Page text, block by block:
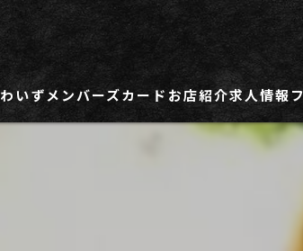
わいずメンバーズカード お店紹介求人情報
社員用求
パート